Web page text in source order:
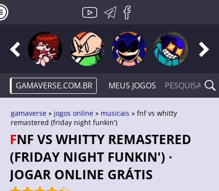
GAMAVERSE.COM.BR MEUS JOGOS
gamaverse » jogos online » musicais » fnf vs whitty
remastered (friday night funkin')
FNF VS WHITTY REMASTERED
(FRIDAY NIGHT FUNKIN') ·
JOGAR ONLINE GRÁTIS